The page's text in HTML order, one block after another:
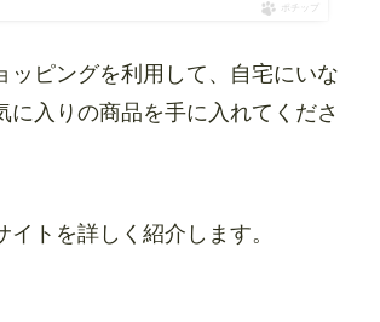
ポチップ
ッピングを利用して、自宅にいな
に入りの商品を手に入れてくださ
イトを詳しく紹介します。